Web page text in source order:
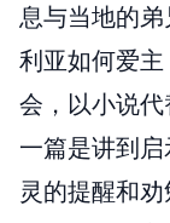
息与当地的
利亚如何爱
会，以小说
一篇是讲到
灵的提醒和